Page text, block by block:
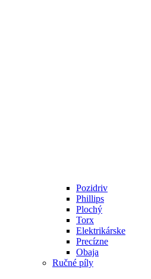
Pozidriv
Phillips
Plochý
Torx
Elektrikárske
Precízne
Obaja
Ručné píly